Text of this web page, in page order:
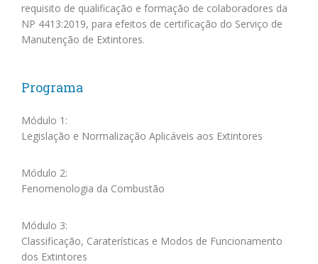
requisito de qualificação e formação de colaboradores da
NP 4413:2019, para efeitos de certificação do Serviço de
Manutenção de Extintores.
Programa
Módulo 1:
Legislação e Normalização Aplicáveis aos Extintores
Módulo 2:
Fenomenologia da Combustão
Módulo 3:
Classificação, Caraterísticas e Modos de Funcionamento
dos Extintores